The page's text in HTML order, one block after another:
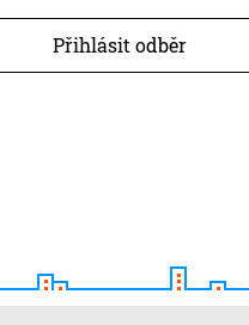
Přihlásit odběr